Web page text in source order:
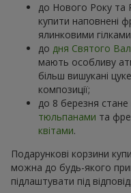
до Нового Року та
купити наповнені
ялинковими
до дня Святого
мають особливу
більш вишукані
композиції;
до 8 березня
тюльпанами та
квітами.
Подарункові корзини
можна до будь-якого
підлаштувати під